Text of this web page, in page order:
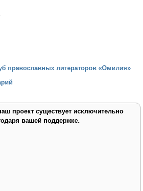
православных литераторов «Омилия»
проект существует исключительно
вашей поддержке.